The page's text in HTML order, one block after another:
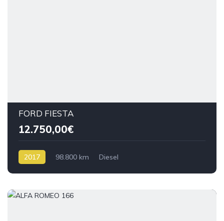
FORD FIESTA
12.750,00€
2017 98.800 km Diesel